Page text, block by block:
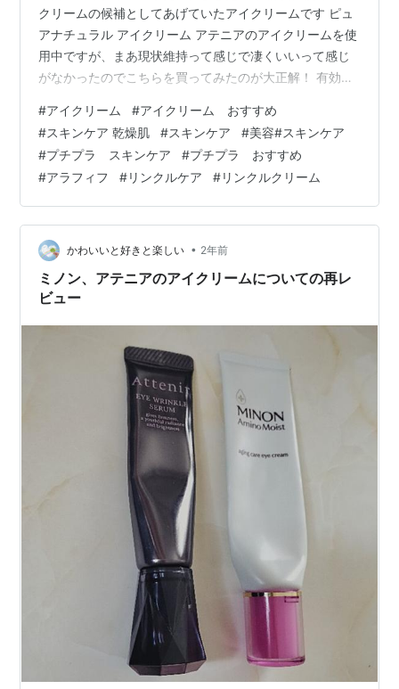
クリームの候補としてあげていたアイクリームです ピュ
アナチュラル アイクリーム アテニアのアイクリームを使
用中ですが、まあ現状維持って感じで凄くいいって感じ
がなかったのでこちらを買ってみたのが大正解！ 有効成
プチド アスタキサンチン、パンテノール、スクワラン、
セラミドNG 配合 低刺激設定 アルコールフリーがよき レ
チノールが入ってるのでこちらを夜用にしました。アン
レーベルのレチノール美容液を目には塗らないようにし
て次の朝から、え？めちゃハリあるじゃん、私は上まぶ
たのシワ・たるみのほうがひどい…
#アイクリーム #アイクリーム おすすめ
#スキンケア 乾燥肌 #スキンケア #美容#スキンケア
#プチプラ スキンケア #プチプラ おすすめ
#アラフィフ #リンクルケア #リンクルクリーム
かわいいと好きと楽しい • 2年前
ミノン、アテニアのアイクリームについての再レ
ビュー